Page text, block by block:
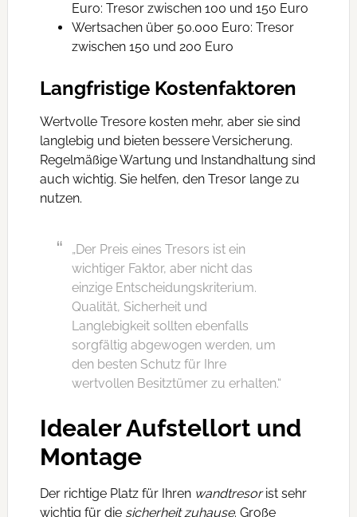
Euro: Tresor zwischen 100 und 150 Euro
Wertsachen über 50.000 Euro: Tresor
zwischen 150 und 200 Euro
Langfristige Kostenfaktoren
Wertvolle Tresore kosten mehr, aber sie sind
langlebig und bieten bessere Versicherung.
Regelmäßige Wartung und Instandhaltung sind
auch wichtig. Sie helfen, den Tresor lange zu
nutzen.
„Der Preis eines Tresors ist ein
wichtiger Faktor, aber nicht das
einzige Entscheidungskriterium.
Qualität, Sicherheit und
Langlebigkeit sollten ebenfalls
sorgfältig abgewogen werden, um
den besten Schutz für Ihre
wertvollen Besitztümer zu erhalten.“
Idealer Aufstellort und
Montage
Der richtige Platz für Ihren wandtresorist sehr
wichtig für die sicherheit zuhause. Große